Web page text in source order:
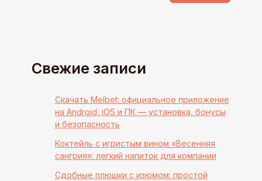
Свежие записи
Скачать Melbet: официальное приложение
на Android, iOS и ПК — установка, бонусы
и безопасность
Коктейль с игристым вином «Весенняя
сангрия»: легкий напиток для компании
Сдобные плюшки с изюмом: простой